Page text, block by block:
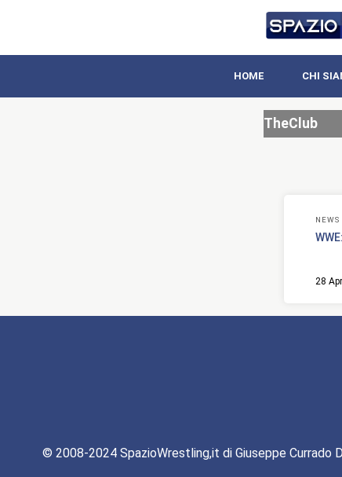
HOME CHI
TheClub
NEWS
28
© 2008-2024 SpazioWrestling,it di Giuseppe Currado